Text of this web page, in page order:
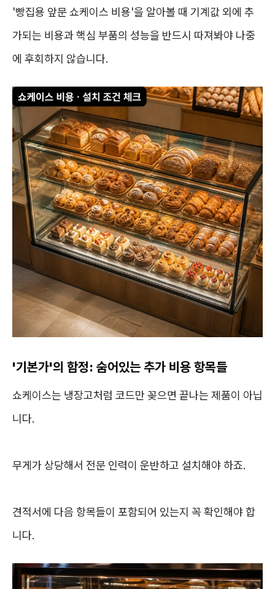
'빵집용 앞문 쇼케이스 비용'을 알아볼 때 기계값 외에 추
가되는 비용과 핵심 부품의 성능을 반드시 따져봐야 나중
에 후회하지 않습니다.
'기본가'의 함정: 숨어있는 추가 비용 항목들
쇼케이스는 냉장고처럼 코드만 꽂으면 끝나는 제품이 아닙
니다.
무게가 상당해서 전문 인력이 운반하고 설치해야 하죠.
견적서에 다음 항목들이 포함되어 있는지 꼭 확인해야 합
니다.